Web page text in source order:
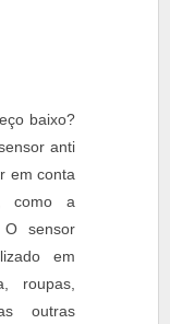
baixo?
anti
em conta
como a
O sensor
em
roupas,
outras